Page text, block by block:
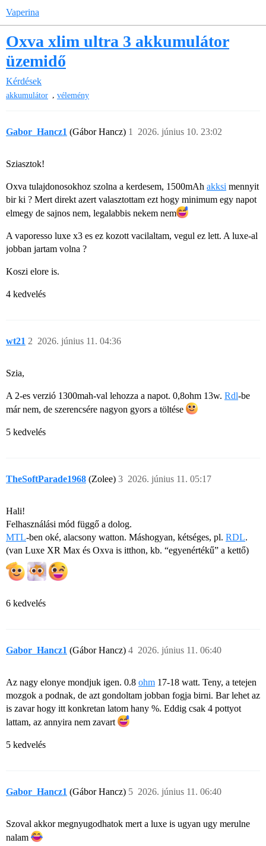
Vaperina
Oxva xlim ultra 3 akkumulátor
üzemidő
Kérdések
akkumulátor , vélemény
Gabor_Hancz1 (Gábor Hancz) 2026. június 10. 23:02
1
Sziasztok!
Oxva tulajdonosokhoz szolna a kerdesem, 1500mAh akksi mennyit
bir ki ? Mert direkt azert valasztottam ezt hogy minimum egy napot
elmegy de sajnos nem, legalabbis nekem nem​
A vaporesso luxe x3 es ez kozott vacilaltam, vegul ez lett. A luxe-al
jobban jartam volna ?
Koszi elore is.
4 kedvelés
wt21 2026. június 11. 04:36
2
Szia,
A 2-es verzió 1300mah-val lehozza a napot. 0,8ohm 13w. Rdl-be
már nem, de szerencsére nagyon gyors a töltése
5 kedvelés
TheSoftParade1968 (Zolee) 2026. június 11. 05:17
3
Hali!
Felhasználási mód függő a dolog.
MTL-ben oké, alacsony watton. Máshogyan, kétséges, pl. RDL.
(van Luxe XR Max és Oxva is itthon, kb. “egyenértékű” a kettő)
6 kedvelés
Gabor_Hancz1 (Gábor Hancz) 2026. június 11. 06:40
4
Az nagy elonye mondjuk igen. 0.8 ohm 17-18 watt. Teny, a tetejen
mozgok a podnak, de azt gondoltam jobban fogja birni. Bar lehet az
is zavar hogy itt konkretan latom hany %. Eddig csak 4 pottyot
lattam, az annyira nem zavart
5 kedvelés
Gabor_Hancz1 (Gábor Hancz) 2026. június 11. 06:40
5
Szoval akkor megnyugodhatok mert a luxe is ugyan ugy merulne
nalam